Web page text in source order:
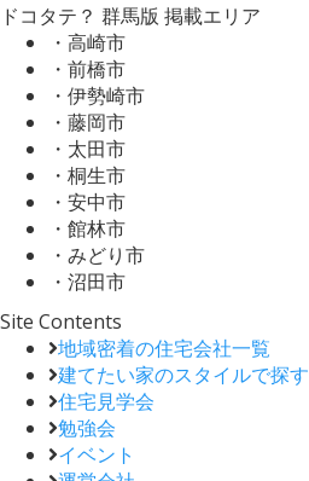
ドコタテ？ 群馬版 掲載エリア
・高崎市
・前橋市
・伊勢崎市
・藤岡市
・太田市
・桐生市
・安中市
・館林市
・みどり市
・沼田市
Site Contents
地域密着の住宅会社一覧
建てたい家のスタイルで探す
住宅見学会
勉強会
イベント